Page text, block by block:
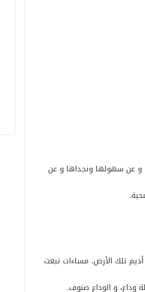
عن سهولها ونجداها و عن
تلك الأرض. مساءات تبعث
و الوداع صنوف.